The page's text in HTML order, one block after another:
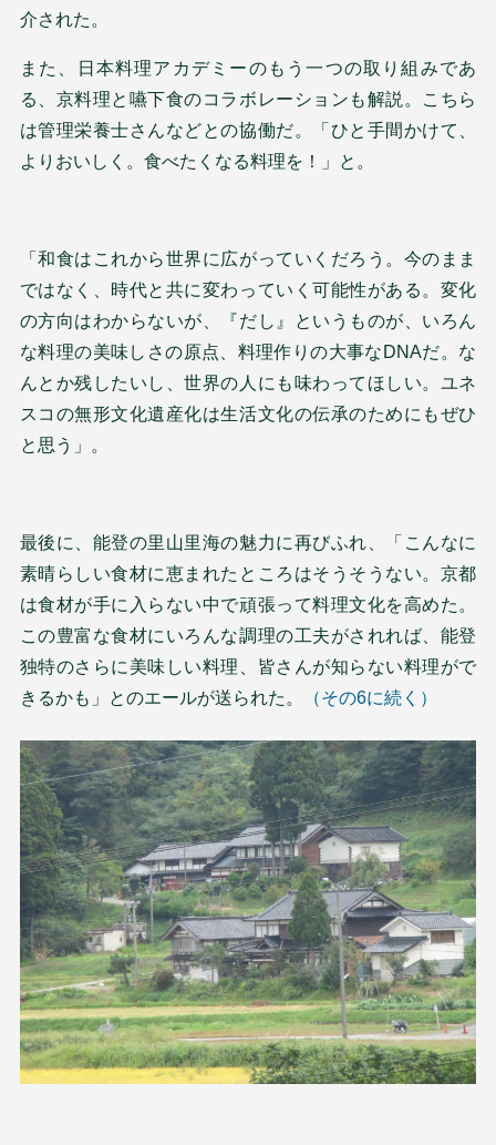
介された。
また、日本料理アカデミーのもう一つの取り組みであ
る、京料理と嚥下食のコラボレーションも解説。こちら
は管理栄養士さんなどとの協働だ。「ひと手間かけて、
よりおいしく。食べたくなる料理を！」と。
「和食はこれから世界に広がっていくだろう。今のまま
ではなく、時代と共に変わっていく可能性がある。変化
の方向はわからないが、『だし』というものが、いろん
な料理の美味しさの原点、料理作りの大事なDNAだ。な
んとか残したいし、世界の人にも味わってほしい。ユネ
スコの無形文化遺産化は生活文化の伝承のためにもぜひ
と思う」。
最後に、能登の里山里海の魅力に再びふれ、「こんなに
素晴らしい食材に恵まれたところはそうそうない。京都
は食材が手に入らない中で頑張って料理文化を高めた。
この豊富な食材にいろんな調理の工夫がされれば、能登
独特のさらに美味しい料理、皆さんが知らない料理がで
きるかも」とのエールが送られた。
（その6に続く）